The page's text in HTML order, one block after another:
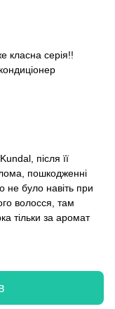
класна серія!!
після її
пошкодженні
не було навіть при
волосся, там
тільки за аромат